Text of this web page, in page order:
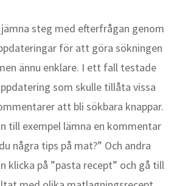
steg med efterfrågan genom
för att göra sökningen
ännu enklare. I ett fall testade
som skulle tillåta vissa
att bli sökbara knappar.
till exempel lämna en kommentar
några tips på mat?” Och andra
klicka på ”pasta recept” och gå till